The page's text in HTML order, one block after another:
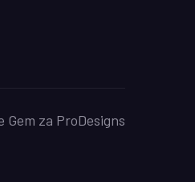
Gem za ProDesigns